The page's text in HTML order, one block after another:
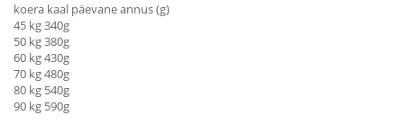
koera kaal päevane annus (g)
45 kg 340g
50 kg 380g
60 kg 430g
70 kg 480g
80 kg 540g
90 kg 590g